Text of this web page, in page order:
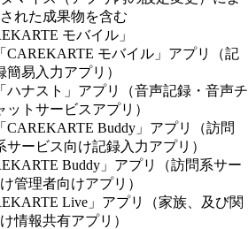
れた成果物を含む
モバイル」
「CAREKARTE モバイル」アプリ（記
簡易入力アプリ）
「ハナスト」アプリ（音声記録・音声チ
ットサービスアプリ）
「CAREKARTE Buddy」アプリ（訪問
サービス向け記録入力アプリ）
Buddy」アプリ（訪問系サー
管理者向けアプリ）
Live」アプリ（家族、及び関
情報共有アプリ）